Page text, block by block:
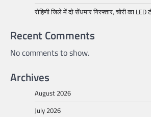
रोहिणी जिले में दो सेंधमार गिरफ्तार, चोरी का LED
Recent Comments
No comments to show.
Archives
August 2026
July 2026